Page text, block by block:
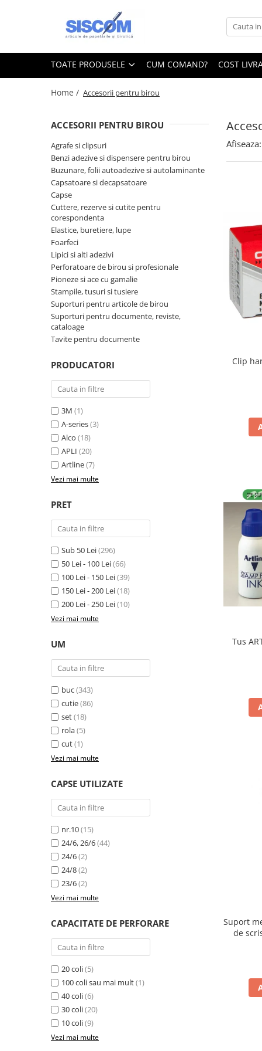
Toate Produsele
Accesorii pentru birou
Agrafe si clipsuri
Benzi adezive si dispensere pentru
Buzunare, folii autoadezive si
Capsatoare si decapsatoare
Cuttere, rezerve si cutite pentru
corespondenta
Elastice, buretiere, lupe
Lipici si alti adezivi
Perforatoare de birou si
profesionale
Pioneze si ace cu gamalie
Stampile, tusuri si tusiere
Suporturi pentru articole de birou
Suporturi pentru documente,
Tavite pentru documente
Organizare si arhivare
Accesorii pentru arhivare
Bibliorafturi
Caiete mecanice
Clasoare, mape si suporti pentru
Clipboarduri pentru documente
Cutii si containere de arhivare
Dosare de prezentare
Dosare din carton
Dosare din plastic
Dosare suspendabile
Etichete bibliorafturi
Mape din carton
Mape din plastic
Separatoare index
Suporturi pentru dosare
suspendabile
Articole din hartie
Caiete de birou
Cuburi din hartie
Etichete autoadezive
Hartie de calc si alte articole hartie
Hartie pentru copiator si
imprimanta
Hartie si carton pentru print color
Registre si repertoare
Role hartie pentru fax si case de
Role hartie pentru plotter
Instrumente de scris si corectura
TOATE PRODUSELE CUM COMAND? COST
Home / Accesorii pentru birou
ACCESORII PENTRU BIROU
Agrafe si clipsuri
Benzi adezive si dispensere pentru birou
Buzunare, folii autoadezive si autolaminante
Capsatoare si decapsatoare
Capse
Cuttere, rezerve si cutite pentru
corespondenta
Elastice, buretiere, lupe
Foarfeci
Lipici si alti adezivi
Perforatoare de birou si profesionale
Pioneze si ace cu gamalie
Stampile, tusuri si tusiere
Suporturi pentru articole de birou
Suporturi pentru documente, reviste,
cataloage
Tavite pentru documente
PRODUCATORI
3M (1)
A-series(3)
Alco (18)
APLI (20)
Artline(7)
Vezi mai multe
PRET
Sub 50 Lei(296)
50 Lei - 100 Lei(66)
100 Lei - 150 Lei(39)
150 Lei - 200 Lei(18)
200 Lei - 250 Lei(10)
Vezi mai multe
UM
buc(343)
cutie(86)
set(18)
rola(5)
cut(1)
Vezi mai multe
CAPSE UTILIZATE
nr.10(15)
24/6, 26/6(44)
24/6(2)
24/8(2)
23/6(2)
Vezi mai multe
CAPACITATE DE PERFORARE
20 coli(5)
100 coli sau mai mult(1)
40 coli(6)
30 coli(20)
10 coli(9)
Vezi mai multe
Afiseaza:
Clip
Tus
Suport
de